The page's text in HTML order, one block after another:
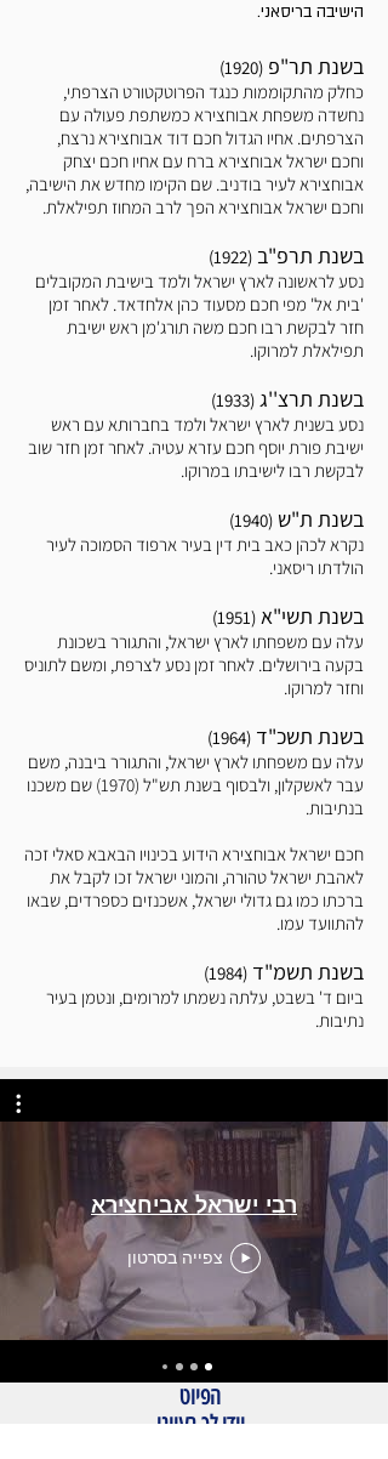
הישיבה בריסאני.
בשנת תר"פ (1920)
כחלק מהתקוממות כנגד הפרוטקטורט הצרפתי,
נחשדה משפחת אבוחצירא כמשתפת פעולה עם
הצרפתים. אחיו הגדול חכם דוד אבוחצירא נרצח,
וחכם ישראל אבוחצירא ברח עם אחיו חכם יצחק
אבוחצירא לעיר בודניב. שם הקימו מחדש את הישיבה,
וחכם ישראל אבוחצירא הפך לרב המחוז תפילאלת.
בשנת תרפ"ב (1922)
נסע לראשונה לארץ ישראל ולמד בישיבת המקובלים
'בית אל' מפי חכם מסעוד כהן אלחדאד. לאחר זמן
חזר לבקשת רבו חכם משה תורג'מן ראש ישיבת
תפילאלת למרוקו.
בשנת תרצ''ג (1933)
נסע בשנית לארץ ישראל ולמד בחברותא עם ראש
ישיבת פורת יוסף חכם עזרא עטיה. לאחר זמן חזר שוב
לבקשת רבו לישיבתו במרוקו.
בשנת ת"ש (1940)
נקרא לכהן כאב בית דין בעיר ארפוד הסמוכה לעיר
הולדתו ריסאני.
בשנת תשי"א (1951)
עלה עם משפחתו לארץ ישראל, והתגורר בשכונת
בקעה בירושלים. לאחר זמן נסע לצרפת, ומשם לתוניס
וחזר למרוקו.
בשנת תשכ"ד (1964)
עלה עם משפחתו לארץ ישראל, והתגורר ביבנה, משם
עבר לאשקלון, ולבסוף בשנת תש"ל (1970) שם משכנו
בנתיבות.
חכם ישראל אבוחצירא הידוע בכינויו הבאבא סאלי זכה
לאהבת ישראל טהורה, והמוני ישראל זכו לקבל את
ברכתו כמו גם גדולי ישראל, אשכנזים כספרדים, שבאו
להתוועד עמו.
בשנת תשמ"ד (1984)
ביום ד' בשבט, עלתה נשמתו למרומים, ונטמן בעיר
נתיבות.
רבי ישראל אביחצירא
צפייה בסרטון
הפיוט
יודו לך רעיוני